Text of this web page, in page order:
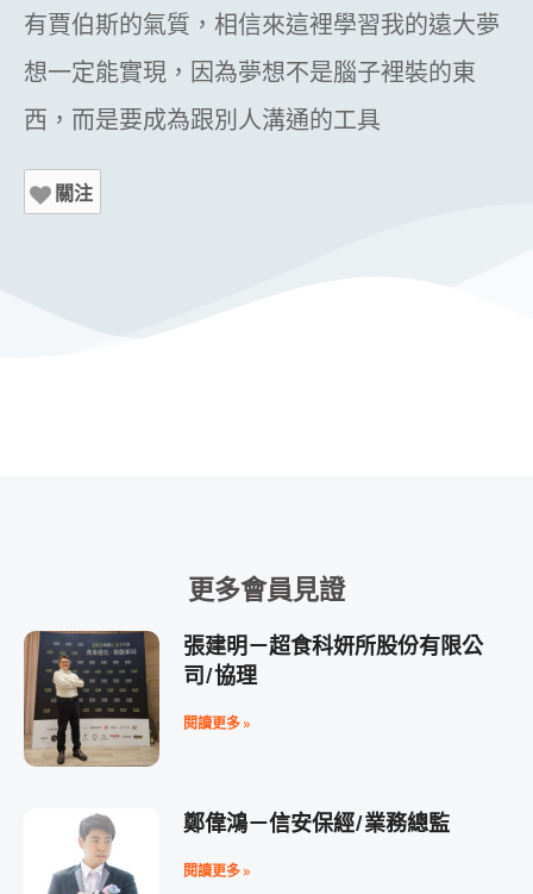
有賈伯斯的氣質，相信來這裡學習我的遠大夢
想一定能實現，因為夢想不是腦子裡裝的東
西，而是要成為跟別人溝通的工具
關注
更多會員見證
張建明－超食科妍所股份有限公
司/協理
閱讀更多 »
鄭偉鴻－信安保經/業務總監
閱讀更多 »